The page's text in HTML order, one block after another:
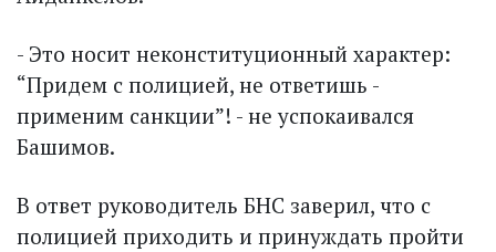
- Это носит неконституционный характер:
“Придем с полицией, не ответишь -
применим санкции”! - не успокаивался
Башимов.
В ответ руководитель БНС заверил, что с
полицией приходить и принуждать пройти